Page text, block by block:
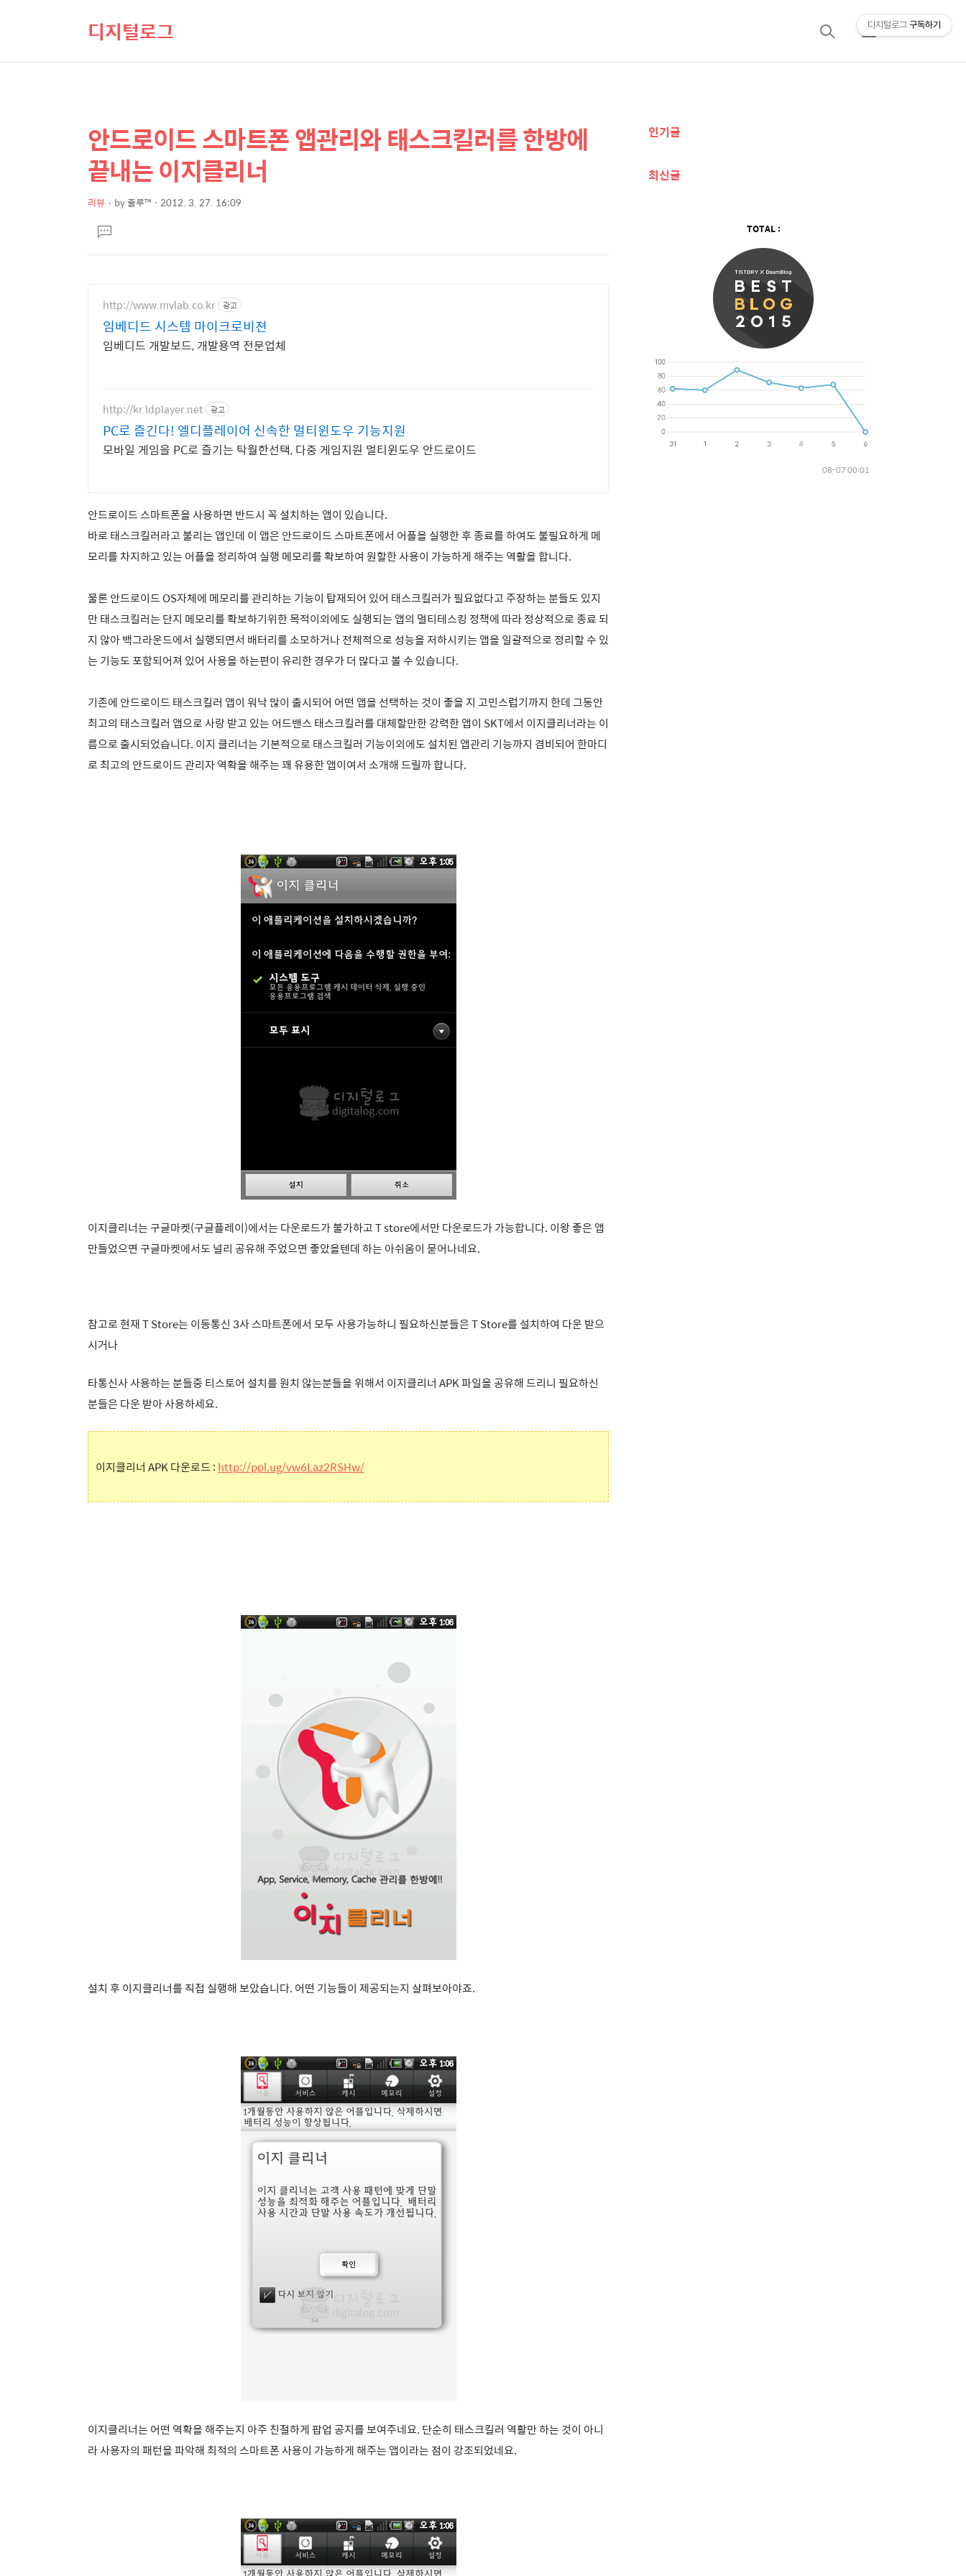
디지털로그
검
메
상
세
컨
텐
본
문
제
목
안드로이드 스마트폰 앱관리와 태스크킬러를 한방에
끝내는 이지클리너
리뷰 by줄루™ 2012. 3. 27. 16:09
문댓
글
http://www.mvlab.co.kr 광고
임베디드 시스템 마이크로비젼
임베디드 개발보드, 개발용역 전문업체
http://kr.ldplayer.net 광고
PC로 즐긴다! 엘디플레이어 신속한 멀티윈도우 기능지원
모바일 게임을 PC로 즐기는 탁월한선택, 다중 게임지원 멀티윈도우 안드로이드
안드로이드 스마트폰을 사용하면 반드시 꼭 설치하는 앱이 있습니다.
바로 태스크킬러라고 불리는 앱인데 이 앱은 안드로이드 스마트폰에서 어플을 실행한 후 종료를 하여도 불필요하게 메
모리를 차지하고 있는 어플을 정리하여 실행 메모리를 확보하여 원할한 사용이 가능하게 해주는 역활을 합니다.
물론 안드로이드 OS자체에 메모리를 관리하는 기능이 탑재되어 있어 태스크킬러가 필요없다고 주장하는 분들도 있지
만 태스크킬러는 단지 메모리를 확보하기위한 목적이외에도 실행되는 앱의 멀티테스킹 정책에 따라 정상적으로 종료 되
지 않아 백그라운드에서 실행되면서 배터리를 소모하거나 전체적으로 성능을 저하시키는 앱을 일괄적으로 정리할 수 있
는 기능도 포함되어져 있어 사용을 하는편이 유리한 경우가 더 많다고 볼 수 있습니다.
기존에 안드로이드 태스크킬러 앱이 워낙 많이 출시되어 어떤 앱을 선택하는 것이 좋을 지 고민스럽기까지 한데 그동안
최고의 태스크킬러 앱으로 사랑 받고 있는 어드밴스 태스크킬러를 대체할만한 강력한 앱이 SKT에서 이지클리너라는 이
름으로 출시되었습니다. 이지 클리너는 기본적으로 태스크킬러 기능이외에도 설치된 앱관리 기능까지 겸비되어 한마디
로 최고의 안드로이드 관리자 역확을 해주는 꽤 유용한 앱이여서 소개해 드릴까 합니다.
이지클리너는 구글마켓(구글플레이)에서는 다운로드가 불가하고 T store에서만 다운로드가 가능합니다. 이왕 좋은 앱
만들었으면 구글마켓에서도 널리 공유해 주었으면 좋았을텐데 하는 아쉬움이 묻어나네요.
참고로 현재 T Store는 이동통신 3사 스마트폰에서 모두 사용가능하니 필요하신분들은 T Store를 설치하여 다운 받으
시거나
타통신사 사용하는 분들중 티스토어 설치를 원치 않는분들을 위해서 이지클리너 APK 파일을 공유해 드리니 필요하신
분들은 다운 받아 사용하세요.
이지클리너 APK 다운로드 : http://ppl.ug/vw6Laz2RSHw/
설치 후 이지클리너를 직접 실행해 보았습니다. 어떤 기능들이 제공되는지 살펴보아야죠.
이지클리너는 어떤 역확을 해주는지 아주 친절하게 팝업 공지를 보여주네요. 단순히 태스크킬러 역활만 하는 것이 아니
라 사용자의 패턴을 파악해 최적의 스마트폰 사용이 가능하게 해주는 앱이라는 점이 강조되었네요.
추
정
인기글
최신글
TOTAL :
08-07 00:01
디지털로그 구독하기